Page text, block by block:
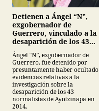
Detienen a Ángel “N”,
exgobernador de
Guerrero, vinculado a la
desaparición de los 43
normalistas de
Ayotzinapa
Ángel “N”, exgobernador de
Guerrero, fue detenido por
presuntamente haber ocultado
evidencias relativas a la
investigación sobre la
desaparición de los 43
normalistas de Ayotzinapa en
2014.